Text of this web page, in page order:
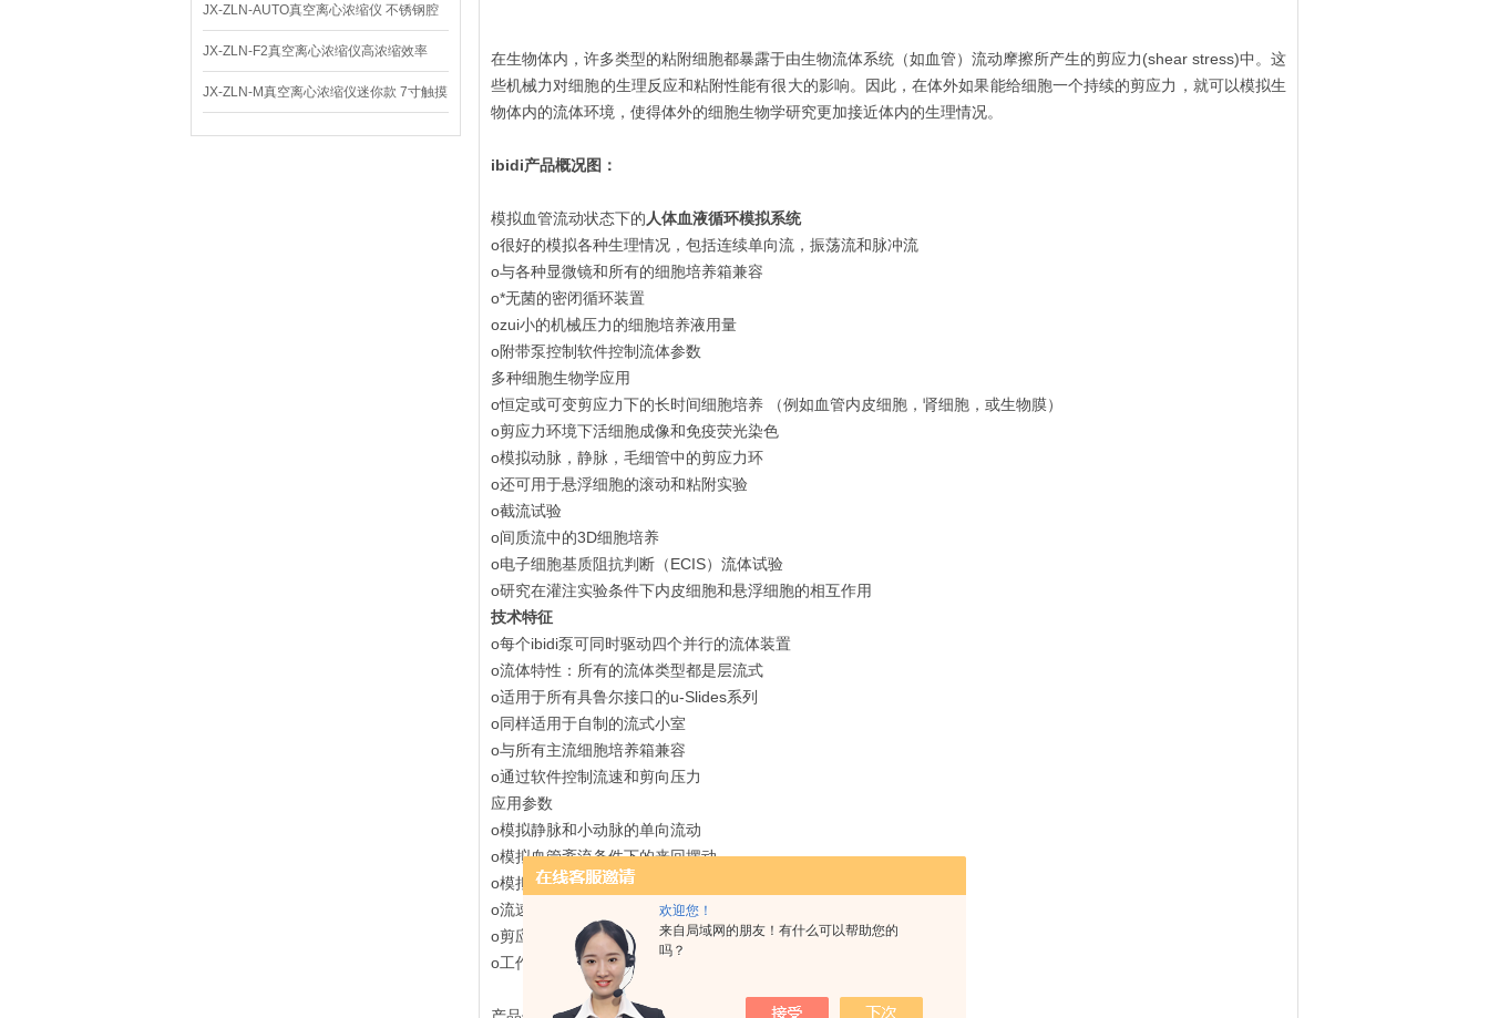
欢迎您！
来自局域网的朋友！有什么可以帮助您的
吗？
仪 低温功能
JX-ZLN-AUTO真空离心浓缩仪 不锈钢腔
体
JX-ZLN-F2真空离心浓缩仪高浓缩效率
JX-ZLN-M真空离心浓缩仪迷你款 7寸触摸
屏
在生物体内，许多类型的粘附细胞都暴露于由生物流体系统（如血管）流动摩擦所产生的剪应力(shear stress)中。这
些机械力对细胞的生理反应和粘附性能有很大的影响。因此，在体外如果能给细胞一个持续的剪应力，就可以模拟生
物体内的流体环境，使得体外的细胞生物学研究更加接近体内的生理情况。
ibidi产品概况图：
模拟血管流动状态下的 人体血液循环模拟系统
o很好的模拟各种生理情况，包括连续单向流，振荡流和脉冲流
o与各种显微镜和所有的细胞培养箱兼容
o*无菌的密闭循环装置
ozui小的机械压力的细胞培养液用量
o附带泵控制软件控制流体参数
多种细胞生物学应用
o恒定或可变剪应力下的长时间细胞培养 （例如血管内皮细胞，肾细胞，或生物膜）
o剪应力环境下活细胞成像和免疫荧光染色
o模拟动脉，静脉，毛细管中的剪应力环
o还可用于悬浮细胞的滚动和粘附实验
o截流试验
o间质流中的3D细胞培养
o电子细胞基质阻抗判断（ECIS）流体试验
o研究在灌注实验条件下内皮细胞和悬浮细胞的相互作用
技术特征
o每个ibidi泵可同时驱动四个并行的流体装置
o流体特性：所有的流体类型都是层流式
o适用于所有具鲁尔接口的u-Slides系列
o同样适用于自制的流式小室
o与所有主流细胞培养箱兼容
o通过软件控制流速和剪向压力
应用参数
o模拟静脉和小动脉的单向流动
o模拟血管紊流条件下的来回摆动
o模拟动脉条件下的脉冲流
o流速：0.03-35ml/min
o剪应力：0.3 – 150 dyn/cm^2
o工作体积：2.5 ～ 12 ml